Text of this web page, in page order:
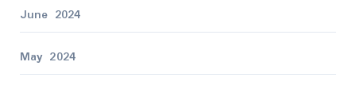
June 2024
May 2024